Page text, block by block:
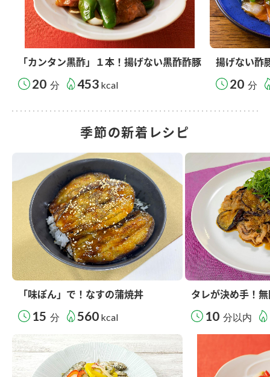
「カンタン黒酢」１本！揚げない黒酢酢豚
20 分 453 kcal
揚げない酢
20 分
季節の新着レシピ
「味ぽん」で！なすの蒲焼丼
15 分 560 kcal
タレが決め手！
10 分以内